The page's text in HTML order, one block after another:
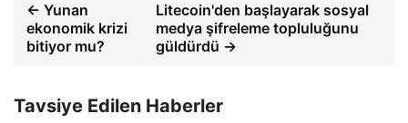
← Yunan
ekonomik krizi
bitiyor mu?
Litecoin'den başlayarak sosyal
medya şifreleme topluluğunu
güldürdü →
Tavsiye Edilen Haberler